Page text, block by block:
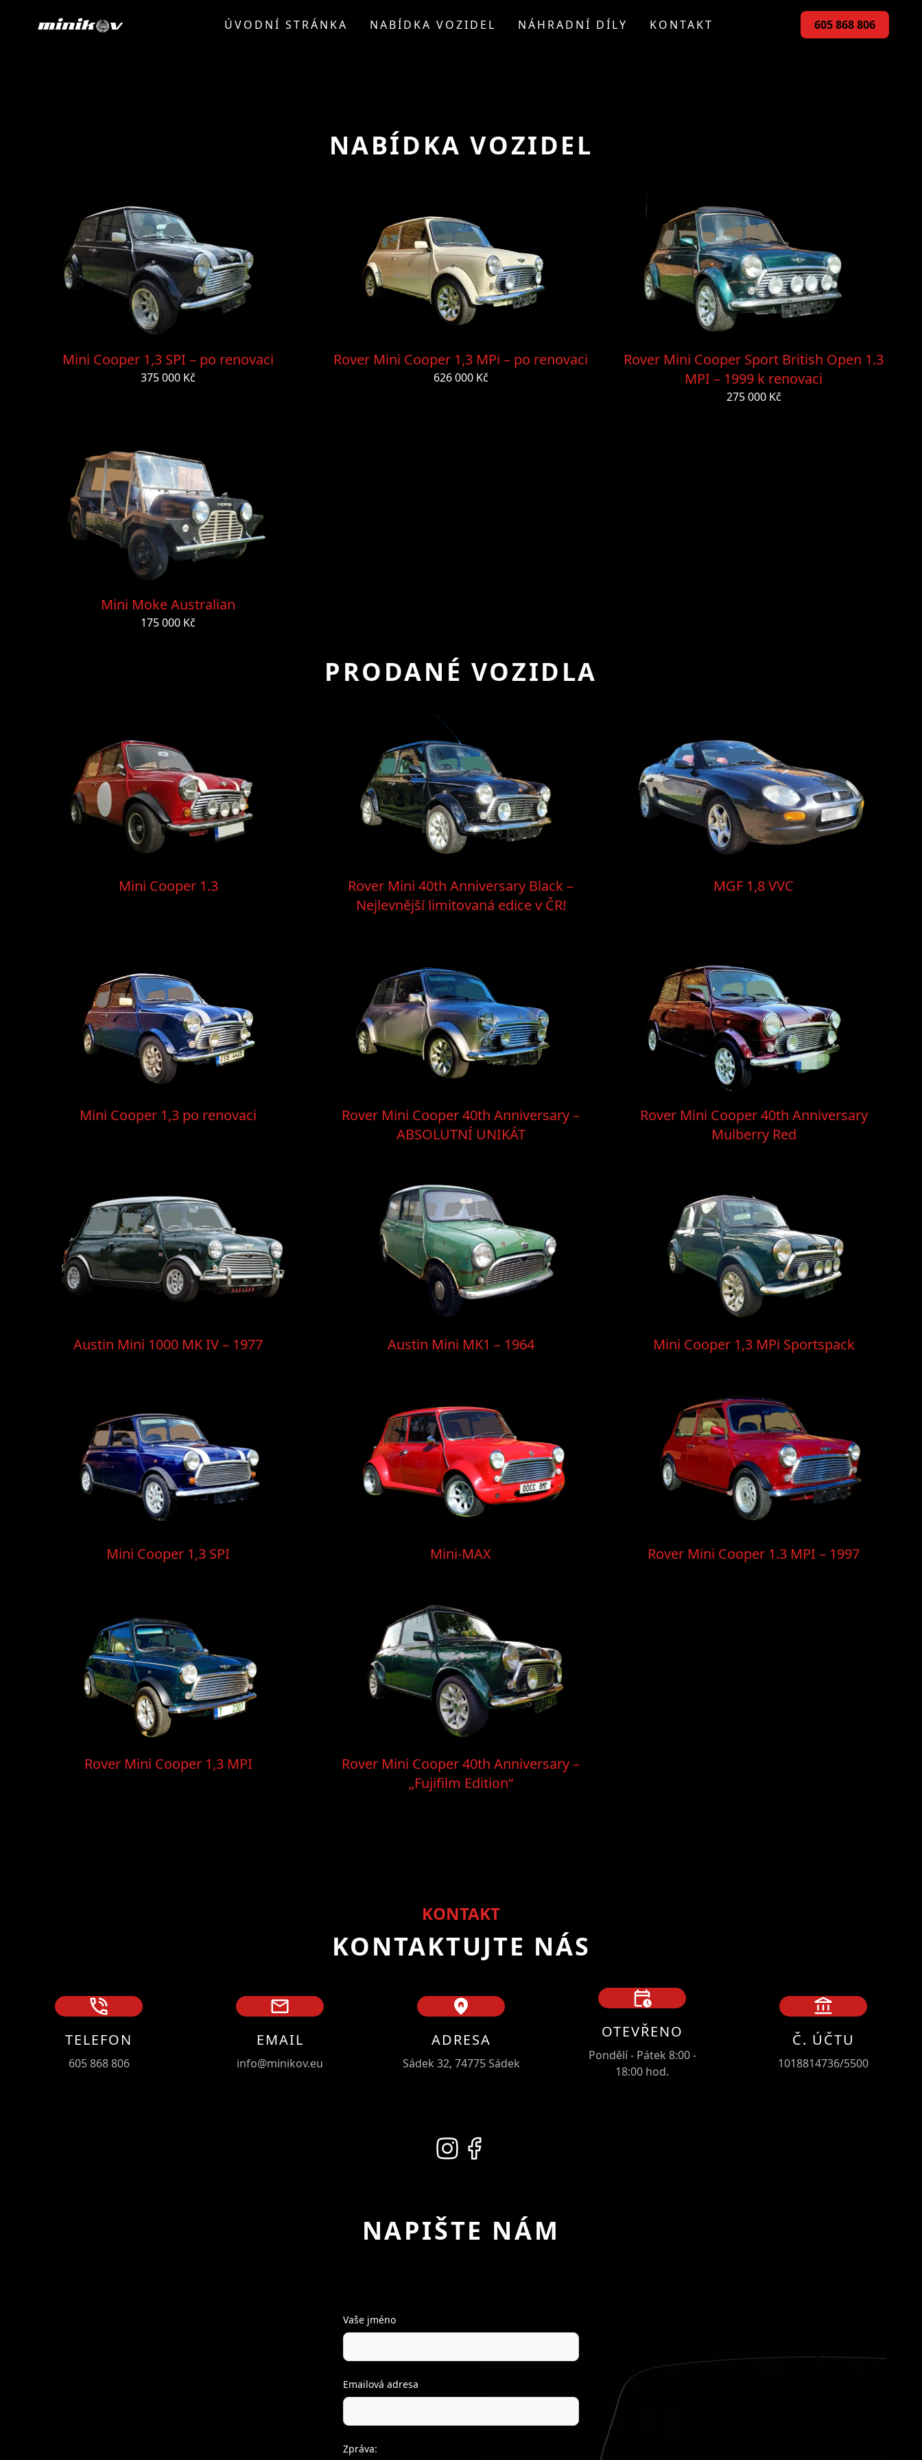
ÚVODNÍ STRÁNKA NABÍDKA VOZIDEL NÁHRADNÍ DÍLY KONTAKT 605 868 806
NABÍDKA VOZIDEL
Mini Cooper 1,3 SPI – po renovaci
375 000 Kč
Rover Mini Cooper 1,3 MPi – po renovaci
626 000 Kč
Rover Mini Cooper Sport British Open 1.3
MPI – 1999 k renovaci
275 000 Kč
Mini Moke Australian
175 000 Kč
PRODANÉ VOZIDLA
Mini Cooper 1.3
Rover Mini 40th Anniversary Black –
Nejlevnější limitovaná edice v ČR!
MGF 1,8 VVC
Mini Cooper 1,3 po renovaci
Rover Mini Cooper 40th Anniversary –
ABSOLUTNÍ UNIKÁT
Rover Mini Cooper 40th Anniversary
Mulberry Red
Austin Mini 1000 MK IV – 1977 Austin Mini MK1 – 1964 Mini Cooper 1,3 MPi Sportspack
Mini Cooper 1,3 SPI Mini-MAX Rover Mini Cooper 1.3 MPI – 1997
Rover Mini Cooper 1,3 MPI
Rover Mini Cooper 40th Anniversary –
„Fujifilm Edition“
KONTAKT
KONTAKTUJTE NÁS
TELEFON
605 868 806
EMAIL
info@minikov.eu
ADRESA
Sádek 32, 74775 Sádek
OTEVŘENO
Pondělí - Pátek 8:00 -
18:00 hod.
Č. ÚČTU
1018814736/5500
NAPIŠTE NÁM
Vaše jméno
Emailová adresa
Zpráva: